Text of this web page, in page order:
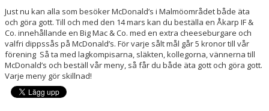
Just nu kan alla som besöker McDonald’s i Malmöområdet både äta
och göra gott. Till och med den 14 mars kan du beställa en Åkarp IF &
Co. innehållande en Big Mac & Co. med en extra cheeseburgare och
valfri dippssås på McDonald’s. För varje sålt mål går 5 kronor till vår
förening Så ta med lagkompisarna, släkten, kollegorna, vännerna till
McDonald’s och beställ vår meny, så får du både äta gott och göra gott.
Varje meny gör skillnad!